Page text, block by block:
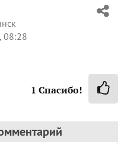
08:28
1 Спасибо!